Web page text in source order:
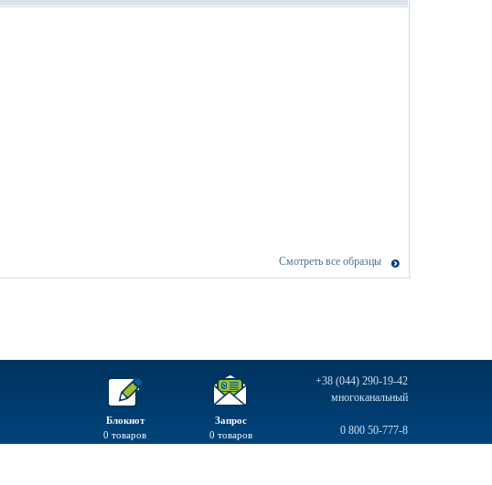
Смотреть все образцы
+38 (044) 290-19-42
многоканальный
0 800 50-777-8
Запрос
0 товаров
Блокнот
0 товаров